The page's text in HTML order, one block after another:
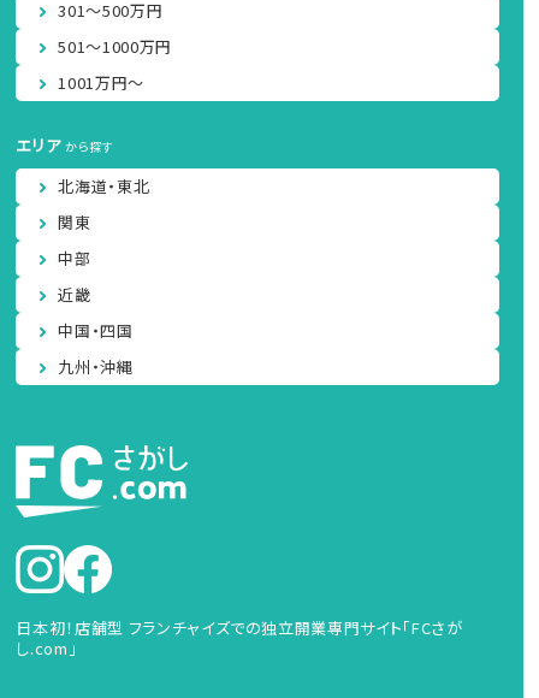
301～500万円
501～1000万円
1001万円～
エリアから探す
北海道・東北
関東
中部
近畿
中国・四国
九州・沖縄
日本初！店舗型 フランチャイズでの独立開業専門サイト「FCさが
し.com」